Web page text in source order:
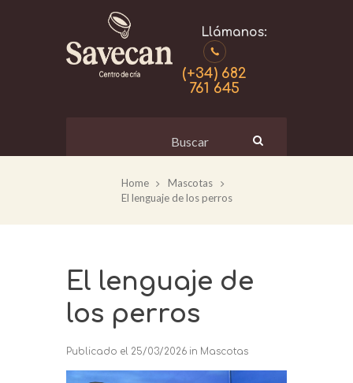
(+34) 682
761 645
Home
Mascotas
El lenguaje de los perros
El lenguaje de
los perros
Publicado el 25/03/2026 in Mascotas